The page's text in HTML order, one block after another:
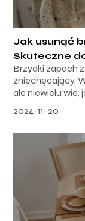
Jak usunąć
Skuteczne
Brzydki zapach
zniechęcający.
ale niewielu wie,
2024-11-20